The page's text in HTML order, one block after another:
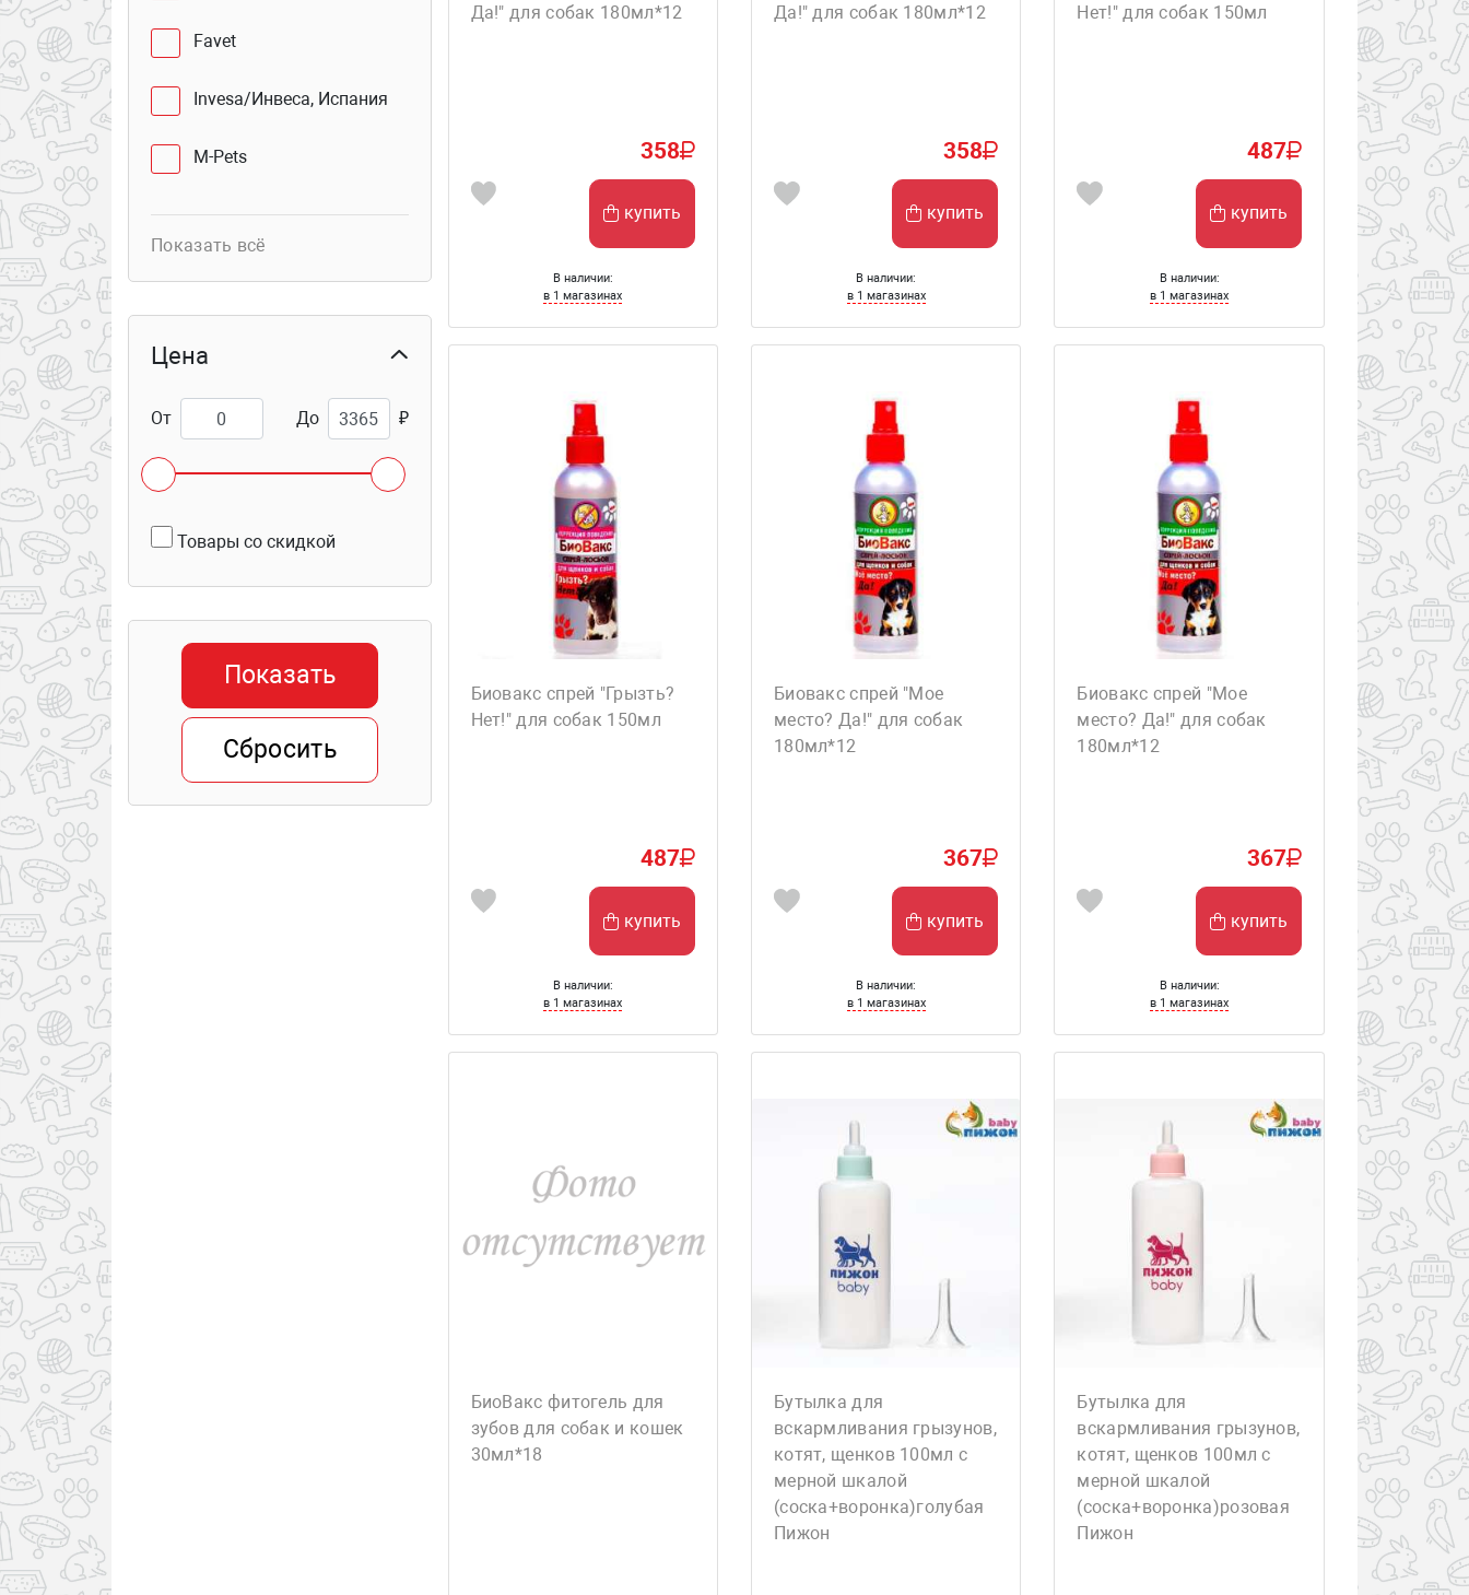
Favet
Invesa/Инвеса, Испания
M-Pets
WOGY
Россия
Антицарапки
Апиценна/Апи-Сан,
Балу/Balu
Берингер/Meria/Мериал,
Франция
БиопетАктив/BioPetActive,
Показать всё
Цена
От До ₽
Товары со скидкой
Показать
Сбросить
Да!" для собак 180мл*12
358
купить
В наличии:
в 1 магазинах
Да!" для собак 180мл*12
358
купить
В наличии:
в 1 магазинах
Нет!" для собак 150мл
487
купить
В наличии:
в 1 магазинах
Биовакс спрей "Грызть?
Нет!" для собак 150мл
487
купить
В наличии:
в 1 магазинах
Биовакс спрей "Мое
место? Да!" для собак
180мл*12
367
купить
В наличии:
в 1 магазинах
Биовакс спрей "Мое
место? Да!" для собак
180мл*12
367
купить
В наличии:
в 1 магазинах
БиоВакс фитогель для
зубов для собак и кошек
30мл*18
Бутылка для
вскармливания грызунов,
котят, щенков 100мл с
мерной шкалой
(соска+воронка)голубая
Пижон
Бутылка для
вскармливания грызунов,
котят, щенков 100мл с
мерной шкалой
(соска+воронка)розовая
Пижон